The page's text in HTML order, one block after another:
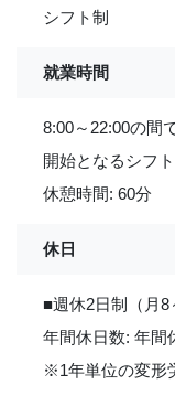
シフト制
就業時間
8:00～22:00の間
開始となるシフト
休憩時間: 60分
休日
■週休2日制（月8
年間休日数: 年間
※1年単位の変形